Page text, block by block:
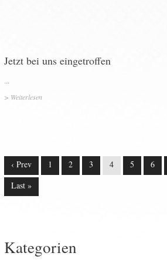
Jetzt bei uns eingetroffen
...
> Weiterlesen
‹ Prev 1 2 3 4 5 6
Last »
Kategorien